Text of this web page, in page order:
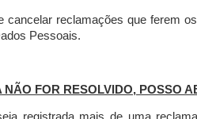
cancelar reclamações que ferem
Pessoais.
FOR RESOLVIDO, POSSO